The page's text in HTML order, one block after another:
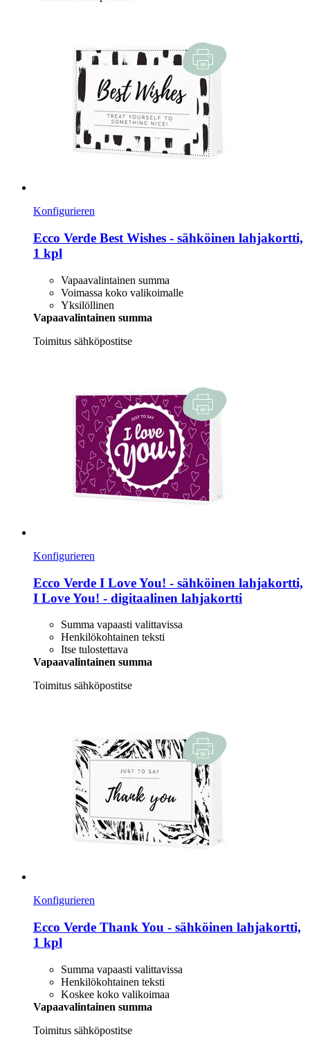
Konfigurieren
Ecco Verde Best Wishes -​ sähköinen lahjakortti,
1 kpl
Vapaavalintainen summa
Voimassa koko valikoimalle
Yksilöllinen
Vapaavalintainen summa
Toimitus sähköpostitse
Konfigurieren
Ecco Verde I Love You! -​ sähköinen lahjakortti,
I Love You! -​ digitaalinen lahjakortti
Summa vapaasti valittavissa
Henkilökohtainen teksti
Itse tulostettava
Vapaavalintainen summa
Toimitus sähköpostitse
Konfigurieren
Ecco Verde Thank You -​ sähköinen lahjakortti,
1 kpl
Summa vapaasti valittavissa
Henkilökohtainen teksti
Koskee koko valikoimaa
Vapaavalintainen summa
Toimitus sähköpostitse